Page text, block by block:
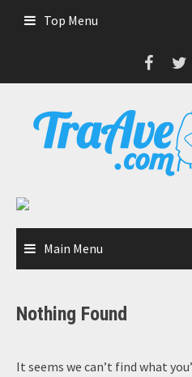
Top Menu
Main Menu
Nothing Found
It seems we can’t find what